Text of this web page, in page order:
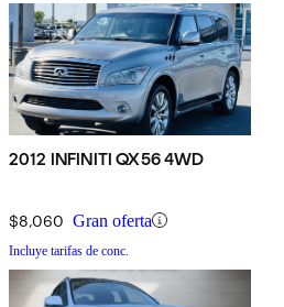
2012 INFINITI QX56 4WD
$8,060 Gran oferta
Incluye tarifas de conc.